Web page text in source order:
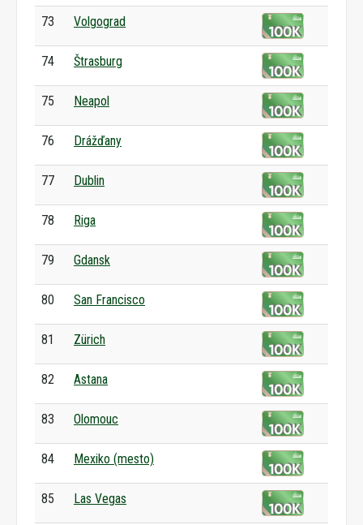
73 Volgograd
74 Štrasburg
75 Neapol
76 Drážďany
77 Dublin
78 Riga
79 Gdansk
80 San Francisco
81 Zürich
82 Astana
83 Olomouc
84 Mexiko (mesto)
85 Las Vegas